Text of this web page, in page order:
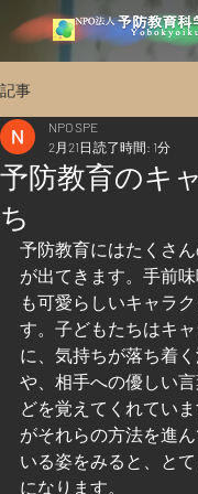
記事
予防教育のキ
ち
NPO SPE
2月21日 読了時間: 1分
予防教育にはたくさ
が出てきます。手前
も可愛らしいキャラ
す。子どもたちはキ
に、気持ちが落ち着
や、相手への優しい
どを覚えてくれてい
がそれらの方法を進
いる姿をみると、と
になります。